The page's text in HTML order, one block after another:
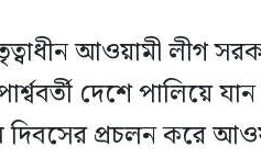
আওয়ামী লীগ
দেশে পালিয়ে
দিবসের প্রচলন করে